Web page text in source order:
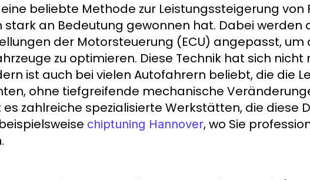
beliebte Methode zur Leistungssteigerung von
stark an Bedeutung gewonnen hat. Dabei werden
der Motorsteuerung (ECU) angepasst, um
zu optimieren. Diese Technik hat sich
ist auch bei vielen Autofahrern beliebt, die die
ohne tiefgreifende mechanische
zahlreiche spezialisierte Werkstätten, die diese
chiptuning Hannover, wo Sie